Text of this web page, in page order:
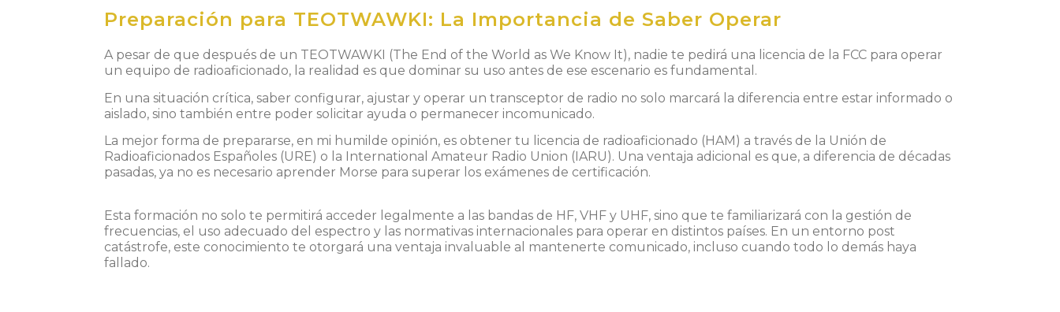
Preparación para TEOTWAWKI: La Importancia de Saber Operar
A pesar de que después de un TEOTWAWKI (The End of the World as We Know It), nadie te pedirá una licencia de la FCC para operar
un equipo de radioaficionado, la realidad es que dominar su uso antes de ese escenario es fundamental.
En una situación crítica, saber configurar, ajustar y operar un transceptor de radio no solo marcará la diferencia entre estar informado o
aislado, sino también entre poder solicitar ayuda o permanecer incomunicado.
La mejor forma de prepararse, en mi humilde opinión, es obtener tu licencia de radioaficionado ( HAM ) a través de la Unión de
Radioaficionados Españoles (URE) o la International Amateur Radio Union (IARU). Una ventaja adicional es que, a diferencia de décadas
pasadas, ya no es necesario aprender Morse para superar los exámenes de certificación.
Esta formación no solo te permitirá acceder ega mente a las band as de HF, VHF y UHF, sino que te fami iarizará con la gestión de
frecuencias, e l uso adecuad o del espectro y las normativas internacionales para operar en distintos países. En un entorno post
catástrofe, este conocimiento te otorgará una ventaja invalua bl e a mantenerte comunicado, incluso cuando tod o lo d emás haya
fallado.